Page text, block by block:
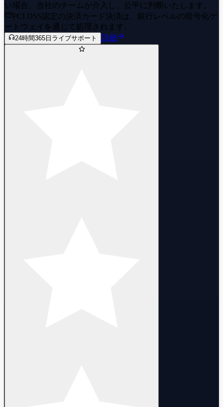
い場合、当社のチームが介入し、公平に判断いたします。
PCI DSS認定の決済 カード決済は、銀行レベルの暗号化ゲ
ートウェイを通じて処理されます。
24時間365日ライブサポート 詳細